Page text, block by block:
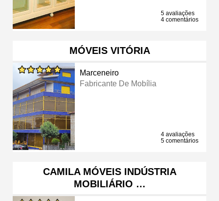
5 avaliações
4 comentários
MÓVEIS VITÓRIA
Marceneiro
Fabricante De Mobília
4 avaliações
5 comentários
CAMILA MÓVEIS INDÚSTRIA
MOBILIÁRIO …